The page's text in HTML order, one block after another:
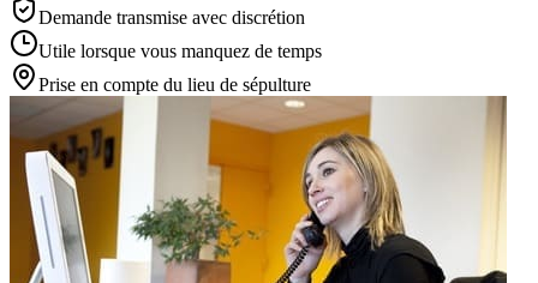
Demande transmise avec discrétion
Utile lorsque vous manquez de temps
Prise en compte du lieu de sépulture